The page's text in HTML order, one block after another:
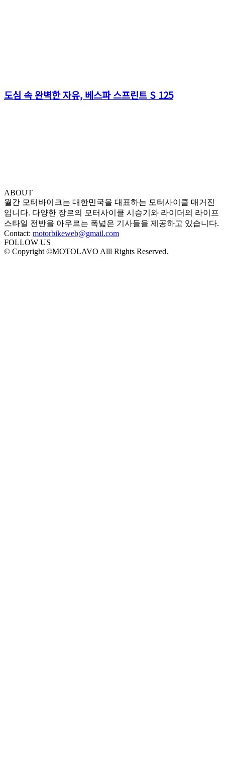
도심 속 완벽한 자유, 베스파 스프린트 S 125
ABOUT
월간 모터바이크는 대한민국을 대표하는 모터사이클 매거진
입니다. 다양한 장르의 모터사이클 시승기와 라이더의 라이프
스타일 전반을 아우르는 폭넓은 기사들을 제공하고 있습니다.
Contact: motorbikeweb@gmail.com
FOLLOW US
© Copyright ©MOTOLAVO Alll Rights Reserved.